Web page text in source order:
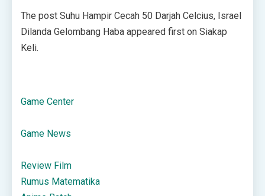
The post Suhu Hampir Cecah 50 Darjah Celcius, Israel
Dilanda Gelombang Haba appeared first on Siakap
Keli.
Game Center
Game News
Review Film
Rumus Matematika